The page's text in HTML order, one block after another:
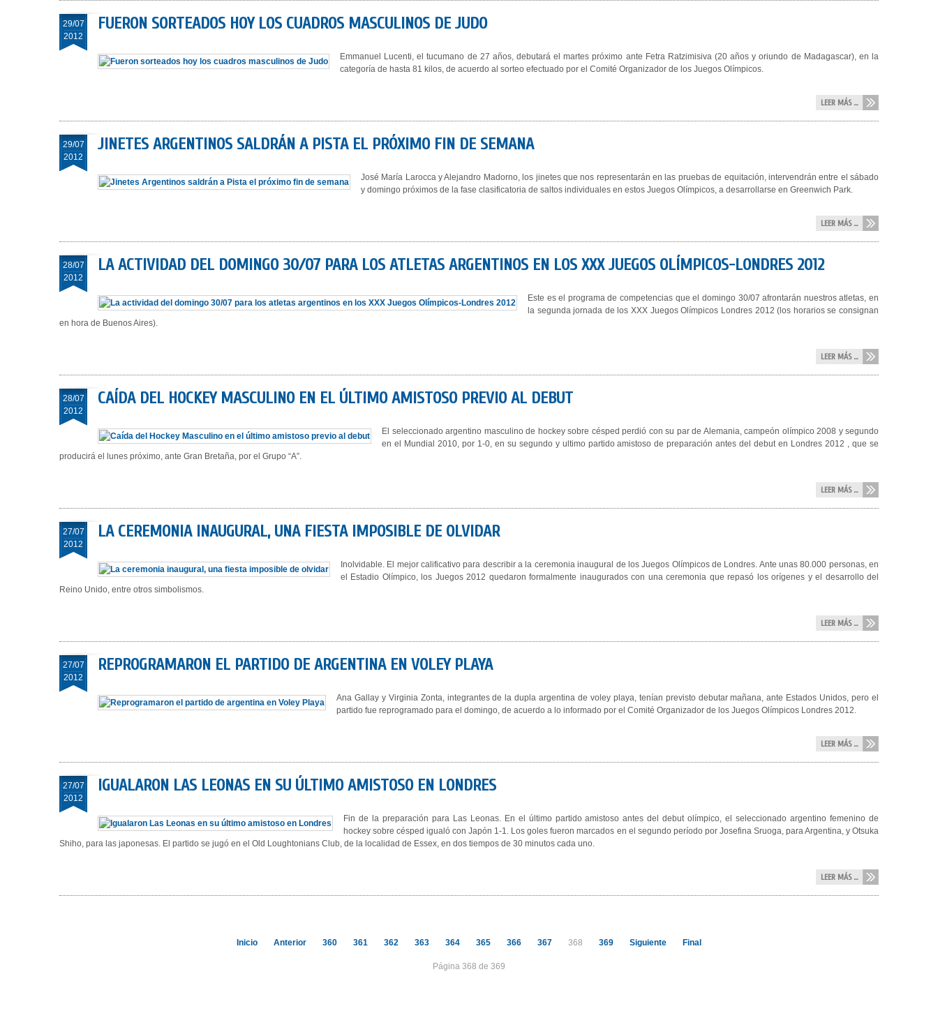
29/07
2012
FUERON SORTEADOS HOY LOS CUADROS MASCULINOS DE JUDO
Emmanuel Lucenti, el tucumano de 27 años, debutará el martes próximo ante Fetra Ratzimisiva (20 años y oriundo de Madagascar), en la
categoría de hasta 81 kilos, de acuerdo al sorteo efectuado por el Comité Organizador de los Juegos Olímpicos.
LEER MÁS ...
29/07
2012
JINETES ARGENTINOS SALDRÁN A PISTA EL PRÓXIMO FIN DE SEMANA
José María Larocca y Alejandro Madorno, los jinetes que nos representarán en las pruebas de equitación, intervendrán entre el sábado
y domingo próximos de la fase clasificatoria de saltos individuales en estos Juegos Olímpicos, a desarrollarse en Greenwich Park.
LEER MÁS ...
28/07
2012
LA ACTIVIDAD DEL DOMINGO 30/07 PARA LOS ATLETAS ARGENTINOS EN LOS XXX JUEGOS OLÍMPICOS-LONDRES 2012
Este es el programa de competencias que el domingo 30/07 afrontarán nuestros atletas, en
la segunda jornada de los XXX Juegos Olímpicos Londres 2012 (los horarios se consignan
en hora de Buenos Aires).
LEER MÁS ...
28/07
2012
CAÍDA DEL HOCKEY MASCULINO EN EL ÚLTIMO AMISTOSO PREVIO AL DEBUT
El seleccionado argentino masculino de hockey sobre césped perdió con su par de Alemania, campeón olímpico 2008 y segundo
en el Mundial 2010, por 1-0, en su segundo y ultimo partido amistoso de preparación antes del debut en Londres 2012 , que se
producirá el lunes próximo, ante Gran Bretaña, por el Grupo “A”.
LEER MÁS ...
27/07
2012
LA CEREMONIA INAUGURAL, UNA FIESTA IMPOSIBLE DE OLVIDAR
Inolvidable. El mejor calificativo para describir a la ceremonia inaugural de los Juegos Olímpicos de Londres. Ante unas 80.000 personas, en
el Estadio Olímpico, los Juegos 2012 quedaron formalmente inaugurados con una ceremonia que repasó los orígenes y el desarrollo del
Reino Unido, entre otros simbolismos.
LEER MÁS ...
27/07
2012
REPROGRAMARON EL PARTIDO DE ARGENTINA EN VOLEY PLAYA
Ana Gallay y Virginia Zonta, integrantes de la dupla argentina de voley playa, tenían previsto debutar mañana, ante Estados Unidos, pero el
partido fue reprogramado para el domingo, de acuerdo a lo informado por el Comité Organizador de los Juegos Olímpicos Londres 2012.
LEER MÁS ...
27/07
2012
IGUALARON LAS LEONAS EN SU ÚLTIMO AMISTOSO EN LONDRES
Fin de la preparación para Las Leonas. En el último partido amistoso antes del debut olímpico, el seleccionado argentino femenino de
hockey sobre césped igualó con Japón 1-1. Los goles fueron marcados en el segundo período por Josefina Sruoga, para Argentina, y Otsuka
Shiho, para las japonesas. El partido se jugó en el Old Loughtonians Club, de la localidad de Essex, en dos tiempos de 30 minutos cada uno.
LEER MÁS ...
Inicio Anterior 360 361 362 363 364 365 366 367 368 369 Siguiente Final
Página 368 de 369